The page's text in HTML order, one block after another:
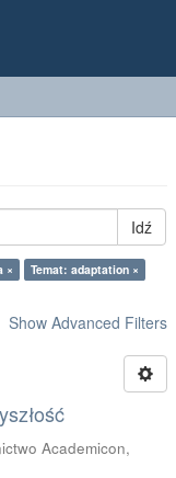
Idź
×
Temat: adaptation ×
Show Advanced Filters
Academicon,